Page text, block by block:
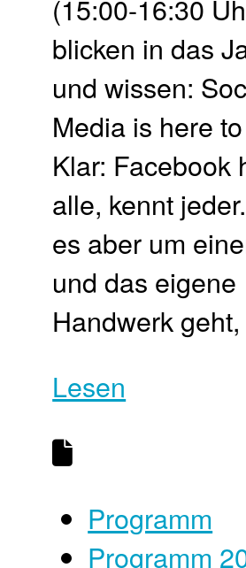
(15:00-16:30
blicken in das
und wissen:
Media is here
Klar: Facebook
alle, kennt
es aber um
und das eigene
Handwerk
Lesen
Programm
Programm